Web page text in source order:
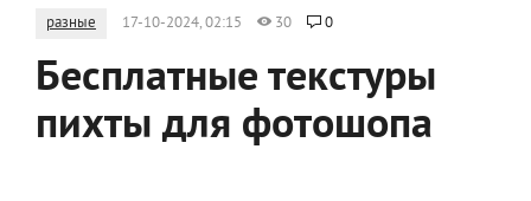
разные 17-10-2024, 02:15 30 0
Бесплатные текстуры
пихты для фотошопа